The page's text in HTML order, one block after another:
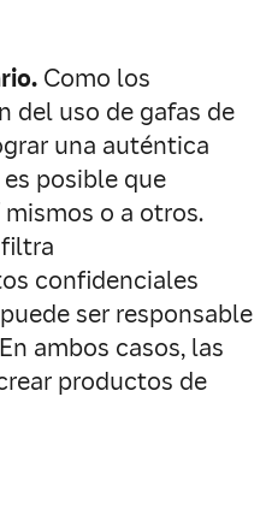
Como los
del uso de gafas de
una auténtica
posible que
o a otros.
confidenciales
ser responsable
ambos casos, las
productos de